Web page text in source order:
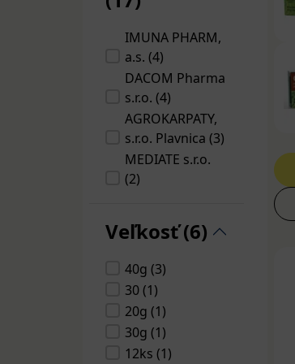
IMUNA PHARM,
a.s. (4)
DACOM Pharma
s.r.o. (4)
AGROKARPATY,
s.r.o. Plavnica (3)
MEDIATE s.r.o.
(2)
JNTL Consumer
Health (France)
SAS (2)
Hylak (1)
STADA (1)
Sanofi (1)
Veľkosť (6)
40g (3)
30 (1)
20g (1)
30g (1)
12ks (1)